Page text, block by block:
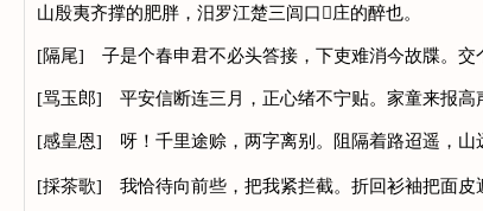
山殷夷齐撑的肥胖，汨罗江楚三闾口庄的醉也。
[隔尾] 子是个春申君不必头答接，下吏难消今故牒。交
[骂玉郎] 平安信断连三月，正心绪不宁贴。家童来报高
[感皇恩] 呀！千里途赊，两字离别。阻隔着路迢遥，山
[採茶歌] 我恰待向前些，把我紧拦截。折回衫袖把面皮